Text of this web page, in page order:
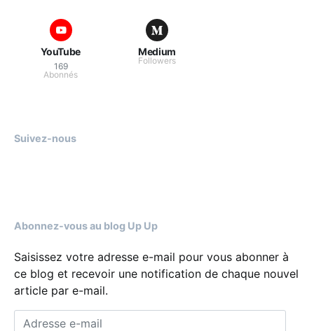
YouTube
169
Abonnés
Medium
Followers
Suivez-nous
Abonnez-vous au blog Up Up
Saisissez votre adresse e-mail pour vous abonner à
ce blog et recevoir une notification de chaque nouvel
article par e-mail.